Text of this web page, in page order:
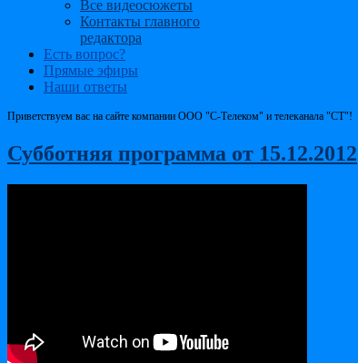
Все видеосюжеты
Контакты главного
редактора
Есть вопрос?
Прямые эфиры
Наши ответы
Приветствуем вас на сайте компании ООО "С-Телеком" и телеканала "СТ"!
Субботняя программа от 15.12.2012